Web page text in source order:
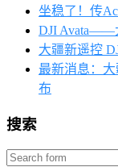
坐稳了！传
DJI Avata——
大疆新遥控
最新消息：
布
搜索